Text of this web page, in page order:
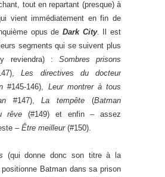
tout en repartant (presque) à
vient immédiatement en fin de
opus de Dark City. Il est
segments qui se suivent plus
reviendra) : Sombres prisons
Les directives du docteur
#145-146), Leur montrer à tous
#147),La tempête (Batman
rêve (#149) et enfin – assez
– Être meilleur(#150).
(qui donne donc son titre à la
positionne Batman dans sa prison